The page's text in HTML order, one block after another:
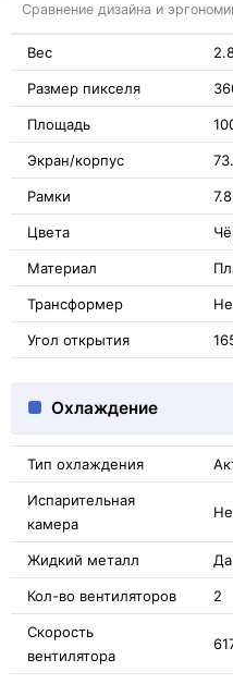
Сравнение дизайна и
Вес
Размер пикселя
Площадь
Экран/корпус
Рамки
Цвета
Материал
Трансформер
Угол открытия
Охлаждение
Тип охлаждения
Испарительная
камера
Жидкий металл Да
Кол-во вентиляторов 2
Скорость
вентилятора